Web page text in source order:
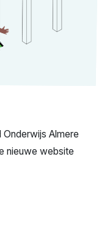
Almere
nieuwe website